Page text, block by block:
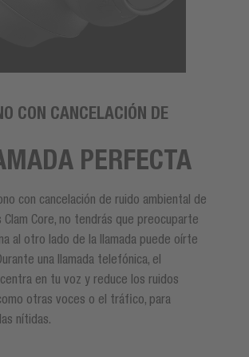
CON CANCELACIÓN DE
PERFECTA
con cancelación de ruido ambiental de
Clam Core, no tendrás que preocuparte
al otro lado de la llamada puede oírte
una llamada telefónica, el
en tu voz y reduce los ruidos
otras voces o el tráfico, para
nítidas.